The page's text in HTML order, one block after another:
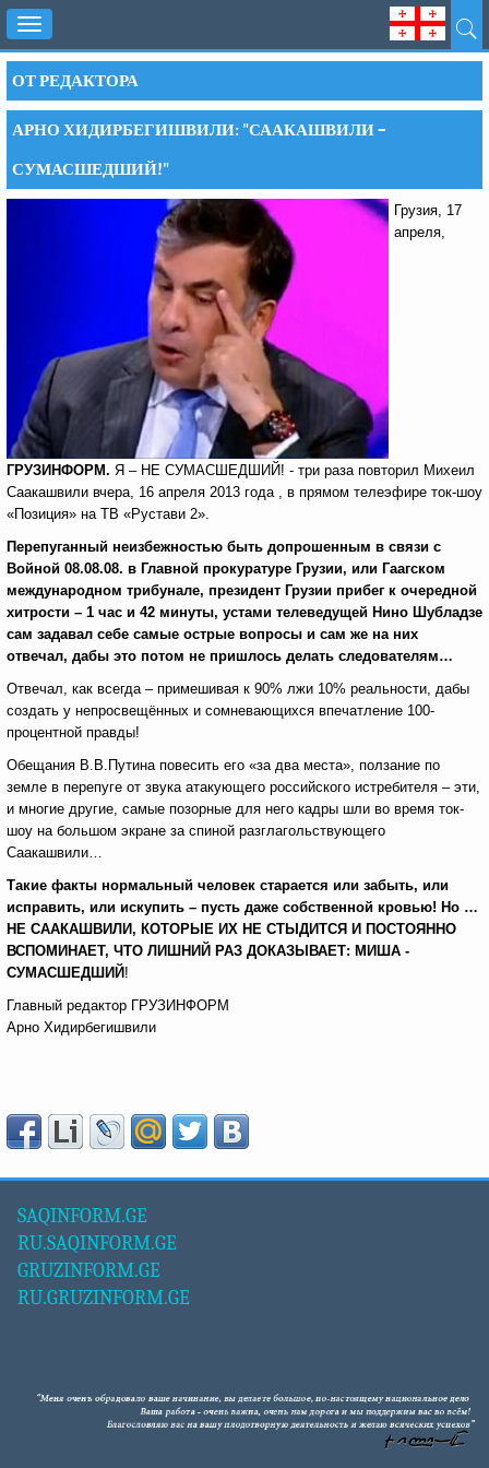
Toggle
navigation
ОТ РЕДАКТОРА
АРНО ХИДИРБЕГИШВИЛИ: "СААКАШВИЛИ –
СУМАСШЕДШИЙ!"
Грузия, 17
апреля,
ГРУЗИНФОРМ. Я – НЕ СУМАСШЕДШИЙ! - три раза повторил Михеил
Саакашвили вчера, 16 апреля 2013 года , в прямом телеэфире ток-шоу
«Позиция» на ТВ «Рустави 2».
Перепуганный неизбежностью быть допрошенным в связи с
Войной 08.08.08. в Главной прокуратуре Грузии, или Гаагском
международном трибунале, президент Грузии прибег к очередной
хитрости – 1 час и 42 минуты, устами телеведущей Нино Шубладзе
сам задавал себе самые острые вопросы и сам же на них
отвечал, дабы это потом не пришлось делать следователям…
Отвечал, как всегда – примешивая к 90% лжи 10% реальности, дабы
создать у непросвещённых и сомневающихся впечатление 100-
процентной правды!
Обещания В.В.Путина повесить его «за два места», ползание по
земле в перепуге от звука атакующего российского истребителя – эти,
и многие другие, самые позорные для него кадры шли во время ток-
шоу на большом экране за спиной разглагольствующего
Саакашвили…
Такие факты нормальный человек старается или забыть, или
исправить, или искупить – пусть даже собственной кровью! Но …
НЕ СААКАШВИЛИ, КОТОРЫЕ ИХ НЕ СТЫДИТСЯ И ПОСТОЯННО
ВСПОМИНАЕТ, ЧТО ЛИШНИЙ РАЗ ДОКАЗЫВАЕТ: МИША -
СУМАСШЕДШИЙ !
Главный редактор ГРУЗИНФОРМ
Арно Хидирбегишвили
SAQINFORM.GE
RU.SAQINFORM.GE
GRUZINFORM.GE
RU.GRUZINFORM.GE